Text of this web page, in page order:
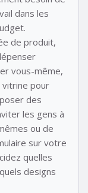
dans les
de produit,
vous-même,
pour
des
les gens à
ou de
sur votre
quelles
designs